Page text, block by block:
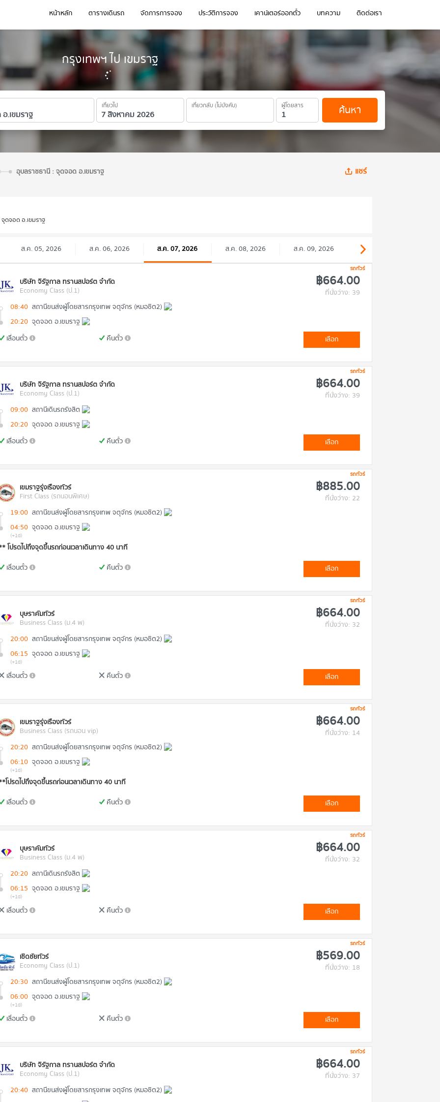
กรุงเทพฯ ไป เขมราฐ
เที่ยวไป เที่ยวกลับ (ไม่บังคับ) ผู้โดยสาร ค้นหา
หน้าหลัก ตารางเดินรถ จัดการการจอง ประวัติการจอง เคาน์เตอร์ออกตั๋ว บทความ ติดต่อเรา
อุบลราชธานี : จุดจอด อ.เขมราฐ แชร์
ดจอด อ.เขมราฐ
ส.ค. 05, 2026 ส.ค. 06, 2026 ส.ค. 07, 2026 ส.ค. 08, 2026 ส.ค. 09, 2026
รถทัวร์
บริษัท จิรัฐกาล ทรานสปอร์ต จำกัด
Economy Class (ป.1)
฿664.00
ที่นั่งว่าง: 39
08:40 สถานีขนส่งผู้โดยสารกรุงเทพ จตุจักร (หมอชิต2)
20:20 จุดจอด อ.เขมราฐ
เลื่อนตั๋ว
คืนตั๋ว เลือก
รถทัวร์
บริษัท จิรัฐกาล ทรานสปอร์ต จำกัด
Economy Class (ป.1)
฿664.00
ที่นั่งว่าง: 39
09:00 สถานีเดินรถรังสิต
20:20 จุดจอด อ.เขมราฐ
เลื่อนตั๋ว
คืนตั๋ว เลือก
รถทัวร์
เขมราฐรุ่งเรืองทัวร์
First Class (รถนอนพิเศษ)
฿885.00
ที่นั่งว่าง: 22
19:00 สถานีขนส่งผู้โดยสารกรุงเทพ จตุจักร (หมอชิต2)
04:50 จุดจอด อ.เขมราฐ
(+1d)
โปรดไปถึงจุดขึ้นรถก่อนเวลาเดินทาง 40 นาที
เลื่อนตั๋ว
คืนตั๋ว เลือก
รถทัวร์
บุษราคัมทัวร์
Business Class (ม.4 พ)
฿664.00
ที่นั่งว่าง: 32
20:00 สถานีขนส่งผู้โดยสารกรุงเทพ จตุจักร (หมอชิต2)
06:15 จุดจอด อ.เขมราฐ
(+1d)
เลื่อนตั๋ว คืนตั๋ว เลือก
รถทัวร์
เขมราฐรุ่งเรืองทัวร์
Business Class (รถนอน vip)
฿664.00
ที่นั่งว่าง: 14
20:20 สถานีขนส่งผู้โดยสารกรุงเทพ จตุจักร (หมอชิต2)
06:10 จุดจอด อ.เขมราฐ
(+1d)
โปรดไปถึงจุดขึ้นรถก่อนเวลาเดินทาง 40 นาที
เลื่อนตั๋ว
คืนตั๋ว เลือก
รถทัวร์
บุษราคัมทัวร์
Business Class (ม.4 พ)
฿664.00
ที่นั่งว่าง: 32
20:20 สถานีเดินรถรังสิต
06:15 จุดจอด อ.เขมราฐ
(+1d)
เลื่อนตั๋ว คืนตั๋ว เลือก
รถทัวร์
เชิดชัยทัวร์
Economy Class (ป.1)
฿569.00
ที่นั่งว่าง: 18
20:30 สถานีขนส่งผู้โดยสารกรุงเทพ จตุจักร (หมอชิต2)
06:00 จุดจอด อ.เขมราฐ
(+1d)
เลื่อนตั๋ว คืนตั๋ว เลือก
รถทัวร์
บริษัท จิรัฐกาล ทรานสปอร์ต จำกัด
Economy Class (ป.1)
฿664.00
ที่นั่งว่าง: 37
20:40 สถานีขนส่งผู้โดยสารกรุงเทพ จตุจักร (หมอชิต2)